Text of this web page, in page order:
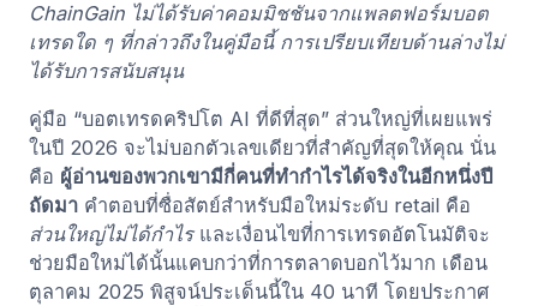
ChainGain ไม่ได้รับค่าคอมมิชชันจากแพลตฟอร์มบอต
เทรดใด ๆ ที่กล่าวถึงในคู่มือนี้ การเปรียบเทียบด้านล่างไม่
ได้รับการสนับสนุน
คู่มือ “บอตเทรดคริปโต AI ที่ดีที่สุด” ส่วนใหญ่ที่เผยแพร่
ในปี 2026 จะไม่บอกตัวเลขเดียวที่สำคัญที่สุดให้คุณ นั่น
คือ ผู้อ่านของพวกเขามีกี่คนที่ทำกำไรได้จริงในอีกหนึ่งปี
ถัดมา คำตอบที่ซื่อสัตย์สำหรับมือใหม่ระดับ retail คือ
ส่วนใหญ่ไม่ได้กำไรและเงื่อนไขที่การเทรดอัตโนมัติจะ
ช่วยมือใหม่ได้นั้นแคบกว่าที่การตลาดบอกไว้มาก เดือน
ตุลาคม 2025 พิสูจน์ประเด็นนี้ใน 40 นาที โดยประกาศ